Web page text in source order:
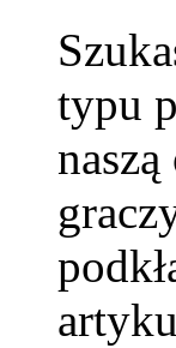
typu